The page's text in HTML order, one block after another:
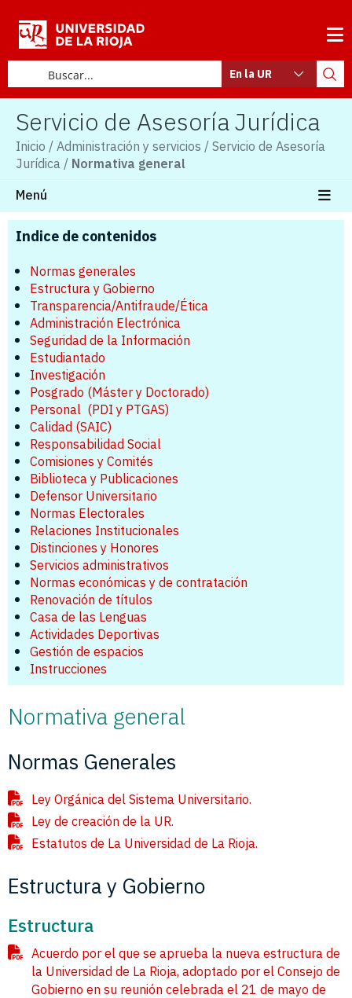
En la UR
Servicio de Asesoría Jurídica
Inicio / Administración y servicios / Servicio de Asesoría
Jurídica / Normativa general
Menú
Indice de contenidos
Normas generales
Estructura y Gobierno
Transparencia/Antifraude/Ética
Administración Electrónica
Seguridad de la Información
Estudiantado
Investigación
Posgrado (Máster y Doctorado)
Personal (PDI y PTGAS)
Calidad (SAIC)
Responsabilidad Social
Comisiones y Comités
Biblioteca y Publicaciones
Defensor Universitario
Normas Electorales
Relaciones Institucionales
Distinciones y Honores
Servicios administrativos
Normas económicas y de contratación
Renovación de títulos
Casa de las Lenguas
Actividades Deportivas
Gestión de espacios
Instrucciones
Normativa general
Normas Generales
Ley Orgánica del Sistema Universitario.
Ley de creación de la UR.
Estatutos de La Universidad de La Rioja.
Estructura y Gobierno
Estructura
Acuerdo por el que se aprueba la nueva estructura de
la Universidad de La Rioja, adoptado por el Consejo de
Gobierno en su reunión celebrada el 21 de mayo de